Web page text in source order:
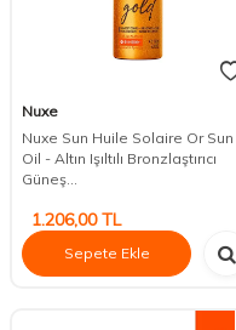
Nuxe
Nuxe Sun Huile Solaire Or Sun
Oil - Altın Işıltılı Bronzlaştırıcı
Güneş...
1.206,00TL
Sepete Ekle